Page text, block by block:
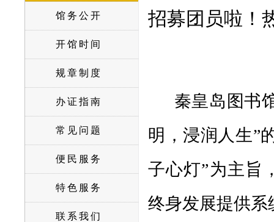
馆务公开
开馆时间
规章制度
办证指南
常见问题
便民服务
特色服务
联系我们
招募团员啦！
秦皇岛图书
明，浸润人生”
子心灯”为主旨
终身发展提供